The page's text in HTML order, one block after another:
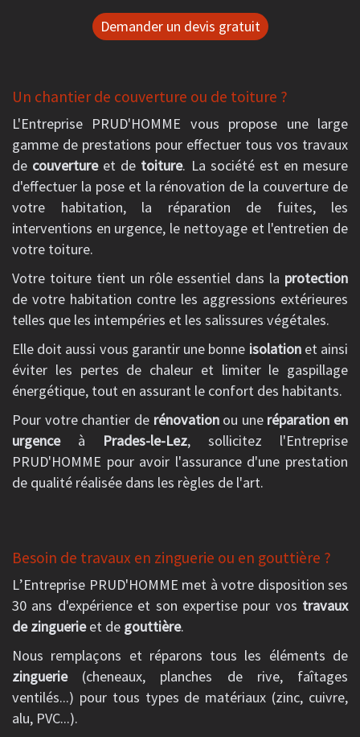
Demander un devis gratuit
Un chantier de couverture ou de toiture ?
L'Entreprise PRUD'HOMME vous propose une large
gamme de prestations pour effectuer tous vos travaux
de couvertureet de toiture. La société est en mesure
d'effectuer la pose et la rénovation de la couverture de
votre habitation, la réparation de fuites, les
interventions en urgence, le nettoyage et l'entretien de
votre toiture.
Votre toiture tient un rôle essentiel dans la protection
de votre habitation contre les aggressions extérieures
telles que les intempéries et les salissures végétales.
Elle doit aussi vous garantir une bonne isolationet ainsi
éviter les pertes de chaleur et limiter le gaspillage
énergétique, tout en assurant le confort des habitants.
Pour votre chantier de rénovationou une réparation en
urgenceà Prades-le-Lez, sollicitez l'Entreprise
PRUD'HOMME pour avoir l'assurance d'une prestation
de qualité réalisée dans les règles de l'art.
Besoin de travaux en zinguerie ou en gouttière ?
L’Entreprise PRUD'HOMME met à votre disposition ses
30 ans d'expérience et son expertise pour vos travaux
de zinguerieet de gouttière.
Nous remplaçons et réparons tous les éléments de
zinguerie(cheneaux, planches de rive, faîtages
ventilés...) pour tous types de matériaux (zinc, cuivre,
alu, PVC...).